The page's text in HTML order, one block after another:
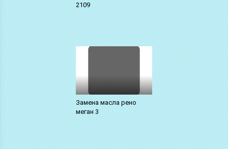
2109
Замена масла рено
меган 3